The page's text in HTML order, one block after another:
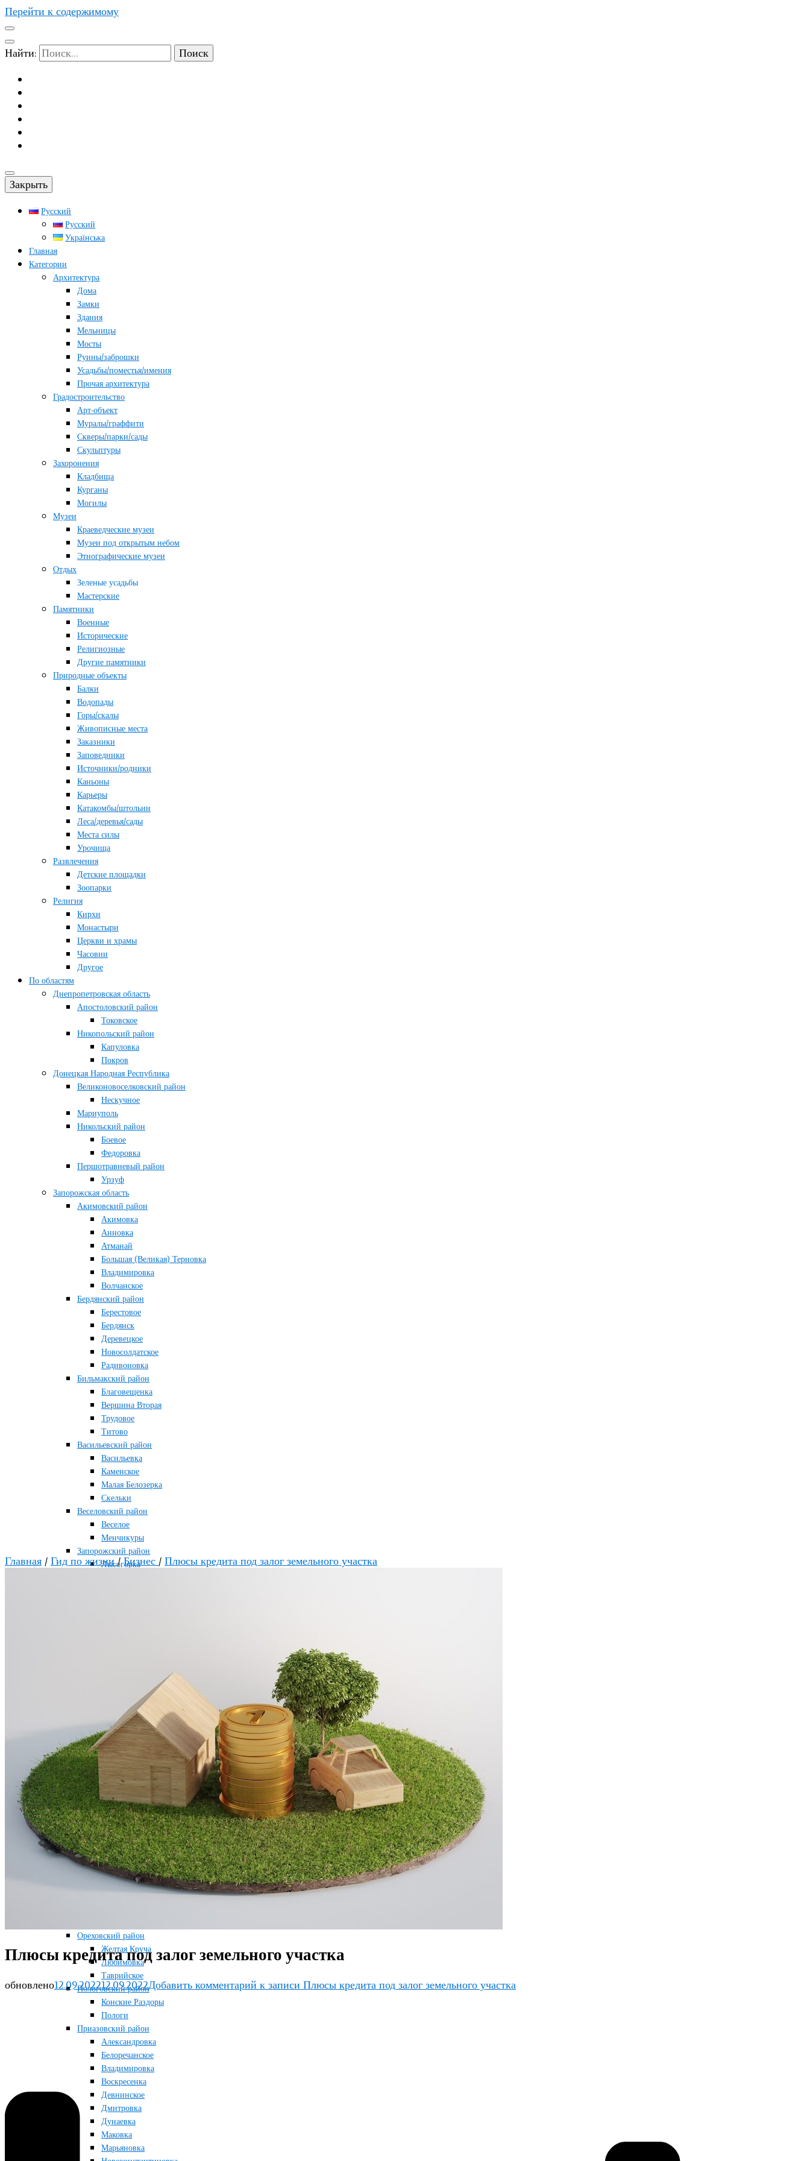
Перейти к содержимому
Найти:
Закрыть
Русский
Русский
Українська
Главная
Категории
Архитектура
Дома
Замки
Здания
Мельницы
Мосты
Руины/заброшки
Усадьбы/поместья/имения
Прочая архитектура
Градостроительство
Арт-объект
Муралы/граффити
Скверы/парки/сады
Скульптуры
Захоронения
Кладбища
Курганы
Могилы
Музеи
Краеведческие музеи
Музеи под открытым небом
Этнографические музеи
Отдых
Зеленые усадьбы
Мастерские
Памятники
Военные
Исторические
Религиозные
Другие памятники
Природные объекты
Балки
Водопады
Горы/скалы
Живописные места
Заказники
Заповедники
Источники/родники
Каньоны
Карьеры
Катакомбы/штольни
Леса/деревья/сады
Места силы
Урочища
Развлечения
Детские площадки
Зоопарки
Религия
Кирхи
Монастыри
Церкви и храмы
Часовни
Другое
По областям
Днепропетровская область
Апостоловский район
Токовское
Никопольский район
Капуловка
Покров
Донецкая Народная Республика
Великоновоселковский район
Нескучное
Мариуполь
Никольский район
Боевое
Федоровка
Першотравневый район
Урзуф
Запорожская область
Акимовский район
Акимовка
Анновка
Атманай
Большая (Великая) Терновка
Владимировка
Волчанское
Бердянский район
Берестовое
Бердянск
Деревецкое
Новосолдатское
Радивоновка
Бильмакский район
Благовещенка
Вершина Вторая
Трудовое
Титово
Васильевский район
Васильевка
Каменское
Малая Белозерка
Скельки
Веселовский район
Веселое
Менчикуры
Запорожский район
Лысогорка
Мордвиновка
Новопилиповка
Орлово
Садовое
Светлодолинское
Спасское
Старобогдановка
Терпенье
Тихоновка
Михайловский район
Братское
Зразковое
Марьяновка
Плодородное
Новониколаевский район
Новосоленое
Ореховский район
Желтая Круча
Любимовка
Таврийское
Пологовский район
Конские Раздоры
Пологи
Приазовский район
Александровка
Белоречанское
Владимировка
Воскресенка
Девнинское
Дмитровка
Дунаевка
Маковка
Марьяновка
Главная / Гид по жизни/ Бизнес / Плюсы кредита под залог земельного участка
Плюсы кредита под залог земельного участка
обновлено12.09.202212.09.2022Добавить комментарий к записи Плюсы кредита под залог земельного участка